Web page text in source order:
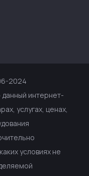
2024
интернет-
услугах, ценах,
условиях не